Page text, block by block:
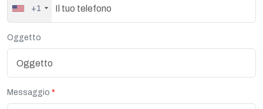
+1
Oggetto
Messaggio